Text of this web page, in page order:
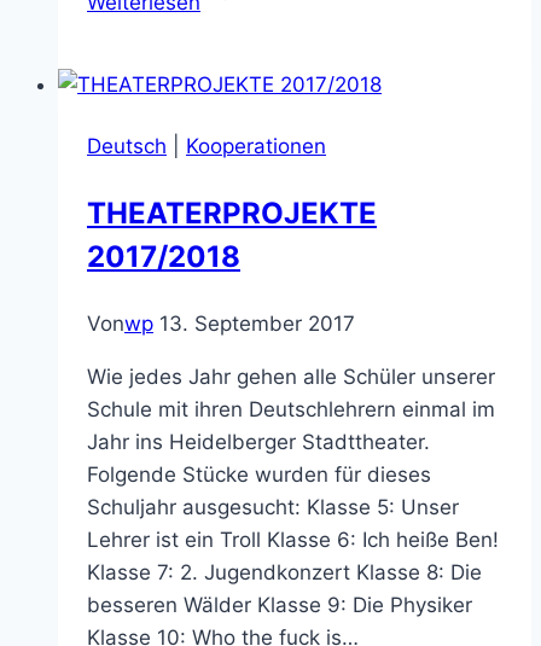
der
Realschule
Deutsch Kooperationen
THEATERPROJEKTE
2017/2018
Vonwp 13. September 2017
Wie jedes Jahr gehen alle Schüler unserer
Schule mit ihren Deutschlehrern einmal im
Jahr ins Heidelberger Stadttheater.
Folgende Stücke wurden für dieses
Schuljahr ausgesucht: Klasse 5: Unser
Lehrer ist ein Troll Klasse 6: Ich heiße Ben!
Klasse 7: 2. Jugendkonzert Klasse 8: Die
besseren Wälder Klasse 9: Die Physiker
Klasse 10: Who the fuck is…